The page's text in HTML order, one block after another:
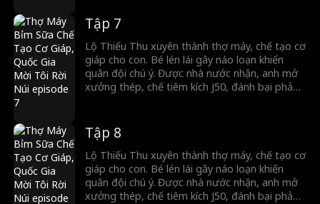
Hạ thành siêu cường quân sự.
Tập 7
Lộ Thiếu Thu xuyên thành thợ máy, chế tạo cơ
giáp cho con. Bé lén lái gây náo loạn khiến
quân đội chú ý. Được nhà nước nhận, anh mở
xưởng thép, chế tiêm kích J50, đánh bại phản
Hạ thành siêu cường quân sự.
Tập 8
Lộ Thiếu Thu xuyên thành thợ máy, chế tạo cơ
giáp cho con. Bé lén lái gây náo loạn khiến
quân đội chú ý. Được nhà nước nhận, anh mở
xưởng thép, chế tiêm kích J50, đánh bại phản